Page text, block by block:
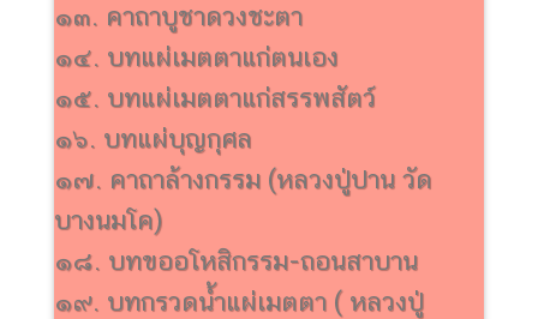
๑๓. คาถาบูชาดวงชะตา
๑๔. บทแผ่เมตตาแก่ตนเอง
๑๕. บทแผ่เมตตาแก่สรรพสัตว์
๑๖. บทแผ่บุญกุศล
๑๗. คาถาล้างกรรม (หลวงปู่ปาน วัด
บางนมโค)
๑๘. บทขออโหสิกรรม-ถอนสาบาน
๑๙. บทกรวดน้ำแผ่เมตตา ( หลวงปู่